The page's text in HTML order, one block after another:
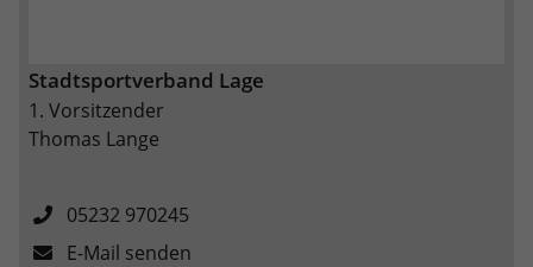
Stadtsportverband Lage
1. Vorsitzender
Thomas Lange
05232 970245
E-Mail senden